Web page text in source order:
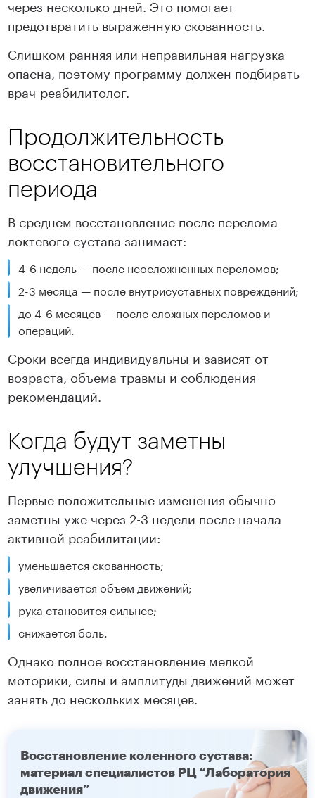
через несколько дней. Это помогает
предотвратить выраженную скованность.
Слишком ранняя или неправильная нагрузка
опасна, поэтому программу должен подбирать
врач-реабилитолог.
Продолжительность
восстановительного
периода
В среднем восстановление после перелома
локтевого сустава занимает:
4-6 недель — после неосложненных переломов;
2-3 месяца — после внутрисуставных повреждений;
до 4-6 месяцев — после сложных переломов и
операций.
Сроки всегда индивидуальны и зависят от
возраста, объема травмы и соблюдения
рекомендаций.
Когда будут заметны
улучшения?
Первые положительные изменения обычно
заметны уже через 2-3 недели после начала
активной реабилитации:
уменьшается скованность;
увеличивается объем движений;
рука становится сильнее;
снижается боль.
Однако полное восстановление мелкой
моторики, силы и амплитуды движений может
занять до нескольких месяцев.
Восстановление коленного сустава:
материал специалистов РЦ “Лаборатория
движения”